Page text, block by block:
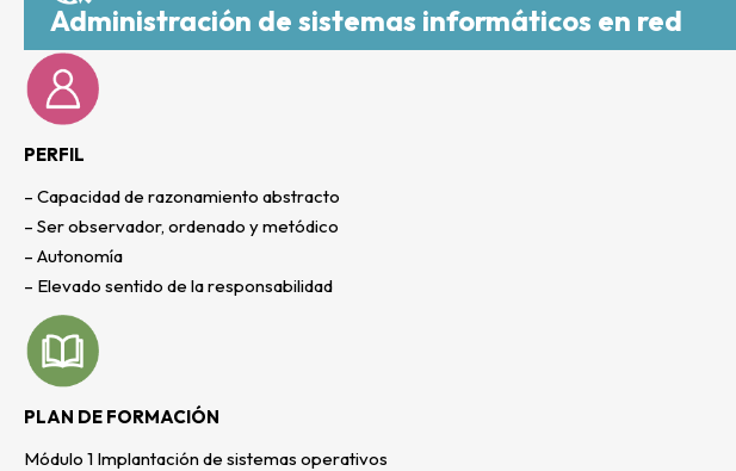
Administración de sistemas informáticos en red
PERFIL
– Capacidad de razonamiento abstracto
– Ser observador, ordenado y metódico
– Autonomía
– Elevado sentido de la responsabilidad
PLAN DE FORMACIÓN
Módulo 1 Implantación de sistemas operativos